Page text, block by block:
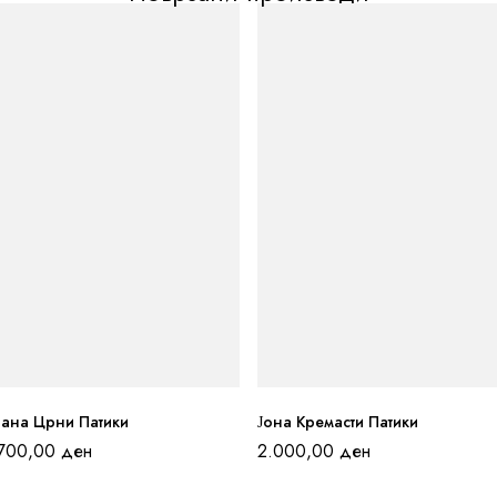
Црни Патики
ден
Јона Кремасти Патики
2.000,00 ден